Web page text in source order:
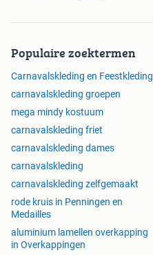
Populaire zoektermen
Carnavalskleding en Feestkleding
carnavalskleding groepen
mega mindy kostuum
carnavalskleding friet
carnavalskleding dames
carnavalskleding
carnavalskleding zelfgemaakt
rode kruis in Penningen en
Medailles
aluminium lamellen overkapping
in Overkappingen